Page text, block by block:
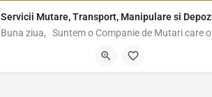
Servicii Mutare, Transport, Manipulare si